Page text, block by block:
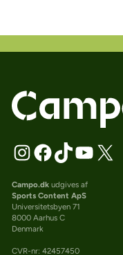
Campo.dkudgives af
Sports Content ApS
Universitetsbyen 71
8000 Aarhus C
Denmark
CVR-nr: 42457450